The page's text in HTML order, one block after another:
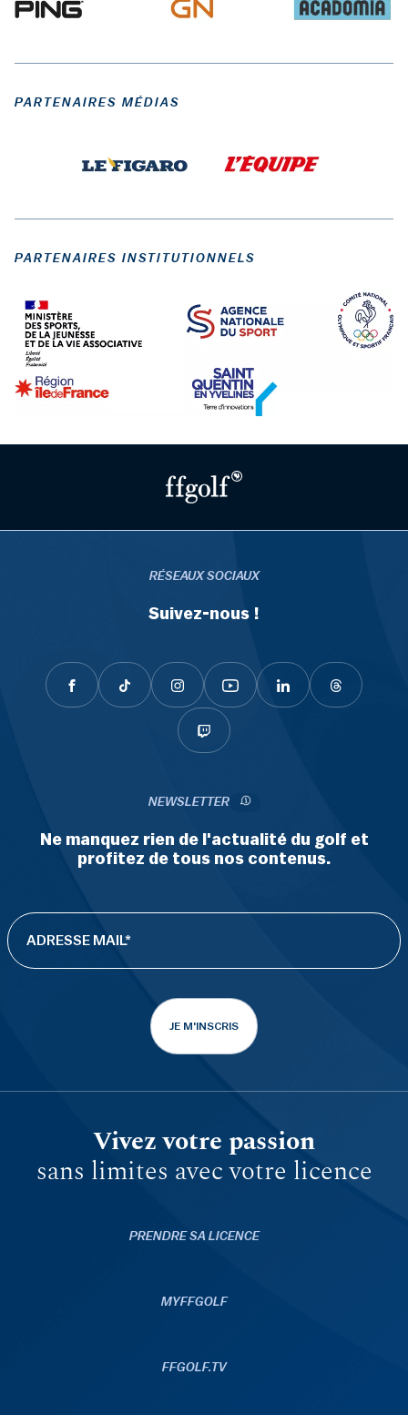
PARTENAIRES MÉDIAS
PARTENAIRES INSTITUTIONNELS
RÉSEAUX SOCIAUX
Suivez-nous !
NEWSLETTER
Ne manquez rien de l'actualité du golf et
profitez de tous nos contenus.
JE M'INSCRIS
Vivez votre passion
sans limites avec votre licence
PRENDRE SA LICENCE
MYFFGOLF
FFGOLF.TV